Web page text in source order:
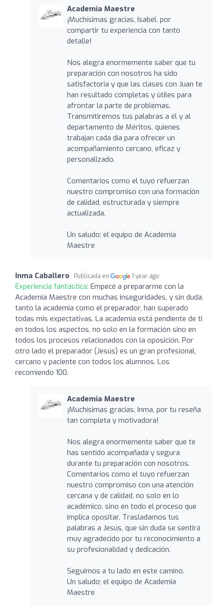
Academia Maestre
¡Muchísimas gracias, Isabel, por
compartir tu experiencia con tanto
detalle!
Nos alegra enormemente saber que tu
preparación con nosotros ha sido
satisfactoria y que las clases con Juan te
han resultado completas y útiles para
afrontar la parte de problemas.
Transmitiremos tus palabras a él y al
departamento de Méritos, quienes
trabajan cada día para ofrecer un
acompañamiento cercano, eficaz y
personalizado.
Comentarios como el tuyo refuerzan
nuestro compromiso con una formación
de calidad, estructurada y siempre
actualizada.
Un saludo; el equipo de Academia
Maestre
Inma Caballero Publicada en 1 year ago
Experiencia fantástica: Empecé a prepararme con la
Academia Maestre con muchas inseguridades, y sin duda,
tanto la academia como el preparador, han superado
todas mis expectativas. La academia está pendiente de ti
en todos los aspectos, no solo en la formación sino en
todos los procesos relacionados con la oposición. Por
otro lado el preparador (Jesús) es un gran profesional,
cercano y paciente con todos los alumnos. Los
recomiendo 100.
Academia Maestre
¡Muchísimas gracias, Inma, por tu reseña
tan completa y motivadora!
Nos alegra enormemente saber que te
has sentido acompañada y segura
durante tu preparación con nosotros.
Comentarios como el tuyo refuerzan
nuestro compromiso con una atención
cercana y de calidad, no solo en lo
académico, sino en todo el proceso que
implica opositar. Trasladamos tus
palabras a Jesús, que sin duda se sentirá
muy agradecido por tu reconocimiento a
su profesionalidad y dedicación.
Seguimos a tu lado en este camino.
Un saludo; el equipo de Academia
Maestre